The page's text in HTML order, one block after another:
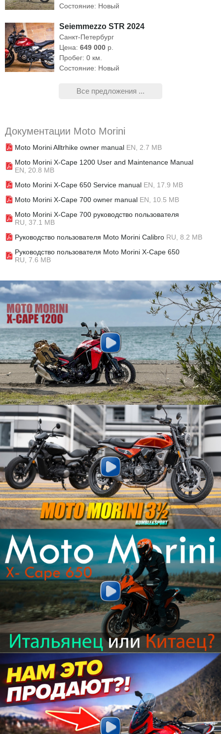
Состояние: Новый
Seiemmezzo STR 2024
Санкт-Петербург
Цена: 649 000 р.
Пробег: 0 км.
Состояние: Новый
Все предложения ...
Документации Moto Morini
Moto Morini Alltrhike owner manual EN, 2.7 MB
Moto Morini X-Cape 1200 User and Maintenance Manual
EN, 20.8 MB
Moto Morini X-Cape 650 Service manual EN, 17.9 MB
Moto Morini X-Cape 700 owner manual EN, 10.5 MB
Moto Morini X-Cape 700 руководство пользователя
RU, 37.1 MB
Руководство пользователя Moto Morini Calibro RU, 8.2 MB
Руководство пользователя Moto Morini X-Cape 650
RU, 7.6 MB